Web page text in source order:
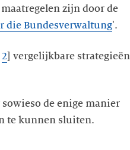
zijn door de
die Bundesverwaltung'.
2 ] vergelijkbare strategieën
de enige manier
te kunnen sluiten.